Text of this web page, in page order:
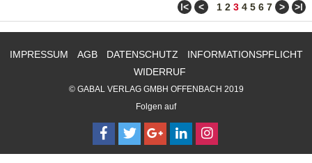
ǀ< < 1 2 3 4 5 6 7 > >ǀ
IMPRESSUM AGB DATENSCHUTZ
INFORMATIONSPFLICHT
WIDERRUF
© GABAL VERLAG GMBH OFFENBACH 2019
Folgen auf